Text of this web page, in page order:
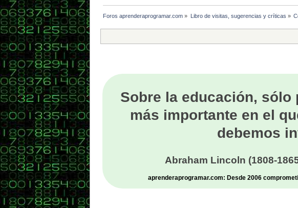
Foros aprenderaprogramar.com » Libro de visitas, sugerencias y críticas »
Sobre la educación, sólo
más importante en el
debemos
Abraham Lincoln (1808-
aprenderaprogramar.com: Desde 2006